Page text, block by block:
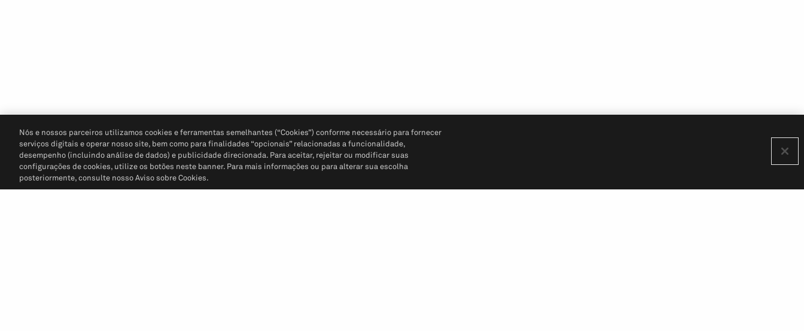
Nós e nossos parceiros utilizamos cookies e ferramentas semelhantes (“Cookies”) conforme necessário para fornecer
serviços digitais e operar nosso site, bem como para finalidades “opcionais” relacionadas a funcionalidade,
desempenho (incluindo análise de dados) e publicidade direcionada. Para aceitar, rejeitar ou modificar suas
configurações de cookies, utilize os botões neste banner. Para mais informações ou para alterar sua escolha
posteriormente, consulte nosso Aviso sobre Cookies.